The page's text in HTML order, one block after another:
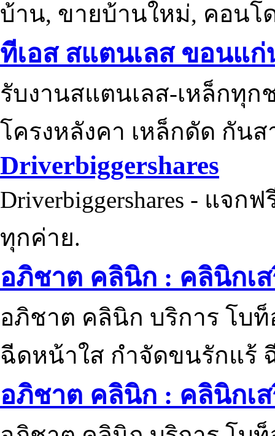
บ้าน, ขายบ้านใหม่, คอนโ
ทีเอส สแตนเลส ขอนแก่
รับงานสแตนเลส-เหล็กทุ
โครงหลังคา เหล็กดัด กัน
Driverbiggershares
Driverbiggershares - แจก
ทุกค่าย.
อภิชาต คลินิก : คลินิกเ
อภิชาต คลินิก บริการ โบ
ฉีดหน้าใส กำจัดขนรักแร้
อภิชาต คลินิก : คลินิกเ